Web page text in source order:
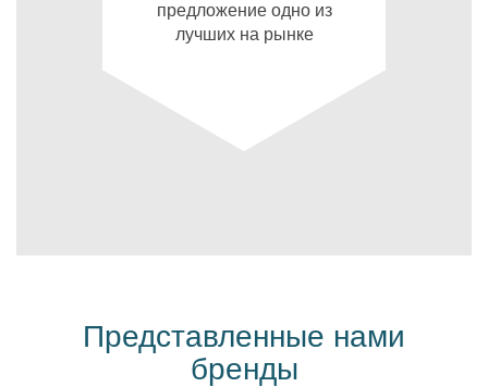
предложение одно из
лучших на рынке
Представленные нами
бренды